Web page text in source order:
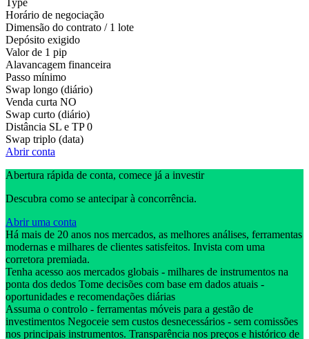
Type
Horário de negociação
Dimensão do contrato / 1 lote
Depósito exigido
Valor de 1 pip
Alavancagem financeira
Passo mínimo
Swap longo (diário)
Venda curta NO
Swap curto (diário)
Distância SL e TP 0
Swap triplo (data)
Abrir conta
Abertura rápida de conta, comece já a investir
Descubra como se antecipar à concorrência.
Abrir uma conta
Há mais de 20 anos nos mercados, as melhores análises, ferramentas
modernas e milhares de clientes satisfeitos. Invista com uma
corretora premiada.
Tenha acesso aos mercados globais - milhares de instrumentos na
ponta dos dedos Tome decisões com base em dados atuais -
oportunidades e recomendações diárias
Assuma o controlo - ferramentas móveis para a gestão de
investimentos Negoceie sem custos desnecessários - sem comissões
nos principais instrumentos. Transparência nos preços e histórico de